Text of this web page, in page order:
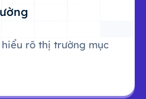
rõ thị trường mục